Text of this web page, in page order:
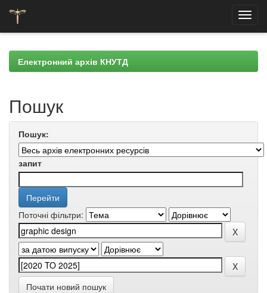
navigationЕлектронний архів КНУТД
Пошук
Пошук:
запит
Поточні фільтри:
Почати новий пошук